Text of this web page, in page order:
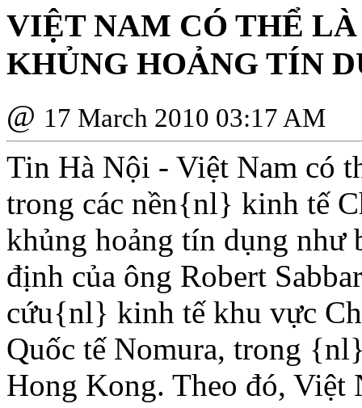
VIỆT NAM CÓ THỂ
KHỦNG HOẢNG TÍN
@ 17 March 2010 03:17 AM
Tin Hà Nội - Việt Nam có
trong các nền{nl} kinh tế
khủng hoảng tín dụng
định của ông Robert
cứu{nl} kinh tế khu vực
Quốc tế Nomura, trong
Hong Kong. Theo đó, Việt